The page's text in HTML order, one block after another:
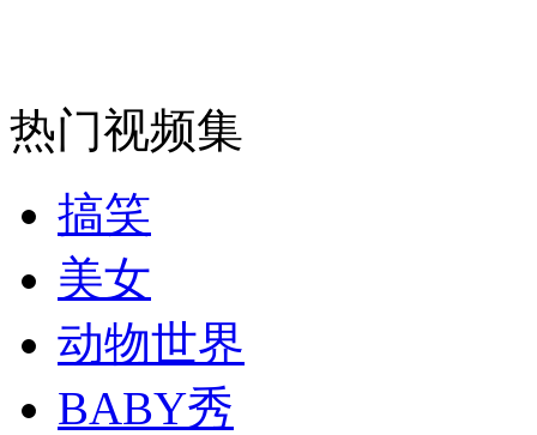
热门视频集
搞笑
美女
动物世界
BABY秀